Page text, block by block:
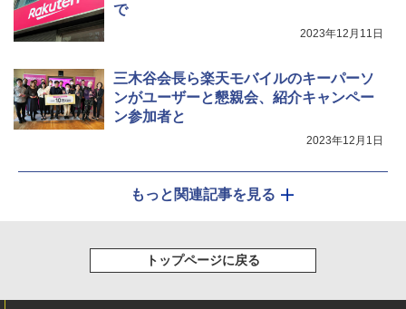
で
2023年12月11日
三木谷会長ら楽天モバイルのキーパーソ
ンがユーザーと懇親会、紹介キャンペー
ン参加者と
2023年12月1日
もっと関連記事を見る
トップページに戻る